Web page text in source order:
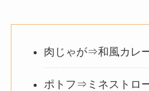
肉じゃが⇒和風カレ
ポトフ⇒ミネストロ